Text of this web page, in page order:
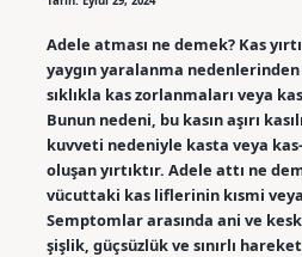
Adele atması ne demek? Kas
yaygın yaralanma nedenlerinden
sıklıkla kas zorlanmaları veya
Bunun nedeni, bu kasın aşırı
kuvveti nedeniyle kasta veya
oluşan yırtıktır. Adele attı ne
vücuttaki kas liflerinin kısmi veya
Semptomlar arasında ani ve
şişlik, güçsüzlük ve sınırlı